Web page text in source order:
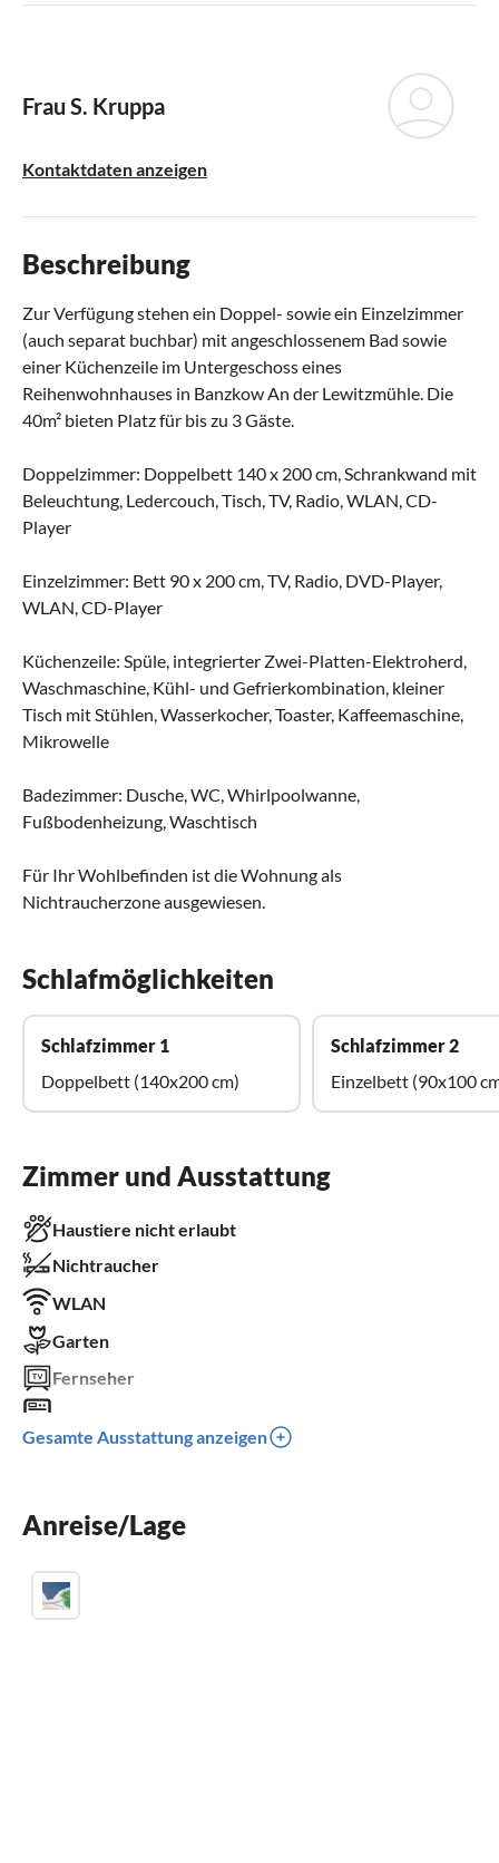
Frau S. Kruppa
Kontaktdaten anzeigen
Beschreibung
Zur Verfügung stehen ein Doppel- sowie ein Einzelzimmer
(auch separat buchbar) mit angeschlossenem Bad sowie
einer Küchenzeile im Untergeschoss eines
Reihenwohnhauses in Banzkow An der Lewitzmühle. Die
40m² bieten Platz für bis zu 3 Gäste.
Doppelzimmer: Doppelbett 140 x 200 cm, Schrankwand mit
Beleuchtung, Ledercouch, Tisch, TV, Radio, WLAN, CD-
Player
Einzelzimmer: Bett 90 x 200 cm, TV, Radio, DVD-Player,
WLAN, CD-Player
Küchenzeile: Spüle, integrierter Zwei-Platten-Elektroherd,
Waschmaschine, Kühl- und Gefrierkombination, kleiner
Tisch mit Stühlen, Wasserkocher, Toaster, Kaffeemaschine,
Mikrowelle
Badezimmer: Dusche, WC, Whirlpoolwanne,
Fußbodenheizung, Waschtisch
Für Ihr Wohlbefinden ist die Wohnung als
Nichtraucherzone ausgewiesen.
Schlafmöglichkeiten
Schlafzimmer 1
Doppelbett (140x200 cm)
Schlafzimmer 2
Einzelbett (90x100
Zimmer und Ausstattung
Haustiere nicht erlaubt
Nichtraucher
WLAN
Garten
Fernseher
Kinder willkommen
Gesamte Ausstattung anzeigen
Anreise/Lage